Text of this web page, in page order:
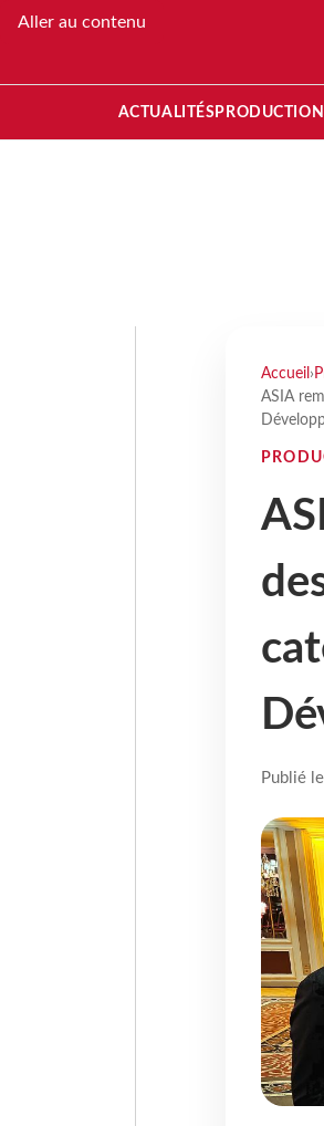
Aller au contenu
ACTUALITÉS PRODUCTION
Accueil ›
ASIA
Publié